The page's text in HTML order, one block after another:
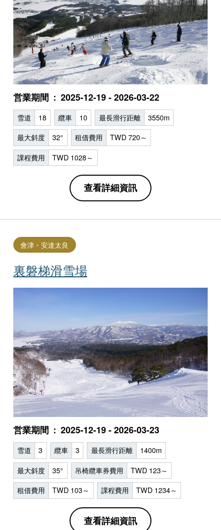
営業期間 2025-12-19 - 2026-03-22
雪道 18 纜車 10 最長滑行距離 3550m
最大斜度 32° 租借費用 TWD 720～
課程費用 TWD 1028～
查看詳細資訊
裏磐梯滑雪場
會津・安達太良
営業期間 2025-12-19 - 2026-03-23
雪道 3 纜車 3 最長滑行距離 1400m
最大斜度 35° 吊椅纜車券費用 TWD 123～
租借費用 TWD 103～ 課程費用 TWD 1234～
查看詳細資訊